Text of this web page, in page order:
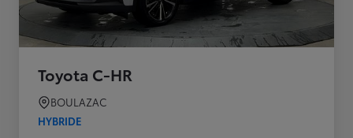
Toyota C-HR
BOULAZAC
HYBRIDE